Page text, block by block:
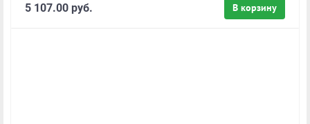
В корзину
5 107.00 руб.